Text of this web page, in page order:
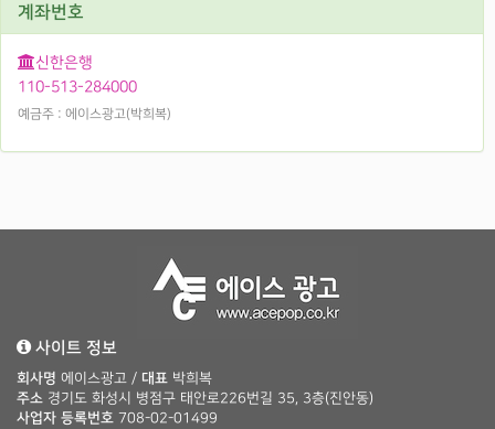
계좌번호
신한은행
110-513-284000
예금주 : 에이스광고(박희복)
사이트 정보
회사명 에이스광고 / 대표 박희복
주소 경기도 화성시 병점구 태안로226번길 35, 3층(진안동)
사업자 등록번호 708-02-01499